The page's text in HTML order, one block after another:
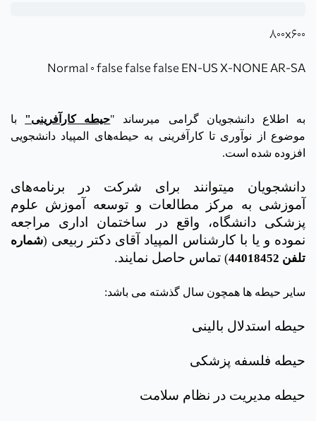
800x600
Normal 0falsefalsefalse EN-USX-NONEAR-SA
به اطلاع دانشجویان گرامی می­رساند "حیطه کارآفرینی"
با
موضوع از نوآوری تا کارآفرینی به حیطه‌های المپیاد دانشجویی
افزوده شده است.
دانشجویان می­توانند برای شرکت در برنامه‌های
آموزشی به مرکز مطالعات و توسعه آموزش علوم
پزشکی دانشگاه، واقع در ساختمان اداری مراجعه
نموده و یا با کارشناس المپیاد آقای دکتر ربیعی (شماره
تلفن 44018452
) تماس حاصل نمایند.
سایر حیطه ها همچون سال گذشته می باشد:
حیطه استدلال بالینی
حیطه فلسفه پزشکی
حیطه مدیریت در نظام سلامت